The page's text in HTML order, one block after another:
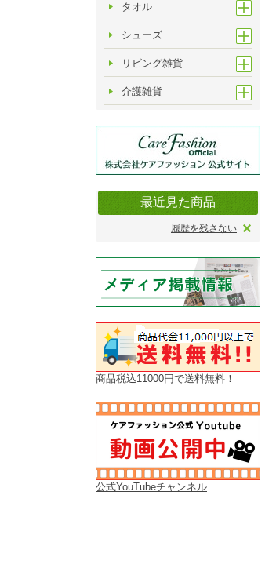
タオル
シューズ
リビング雑貨
介護雑貨
最近見た商品
履歴を残さない
商品税込11000円で送料無料！
公式YouTubeチャンネル